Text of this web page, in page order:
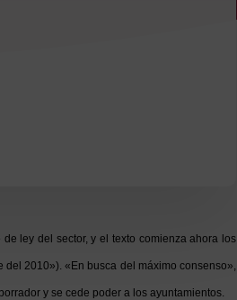
ley del sector, y el texto comienza ahora los
2010»). «En busca del máximo consenso»,
y se cede poder a los ayuntamientos.